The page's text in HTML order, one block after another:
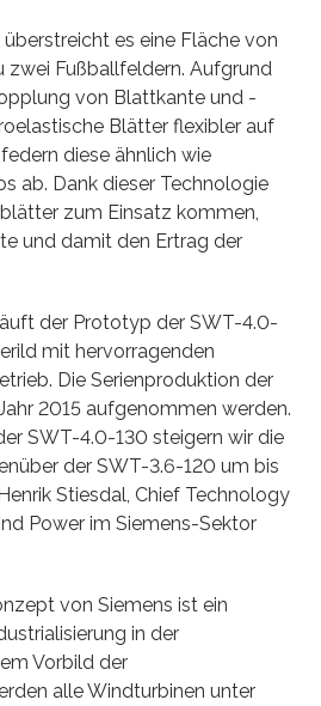
es eine Fläche von
zwei Fußballfeldern. Aufgrund
von Blattkante und -
Blätter flexibler auf
diese ähnlich wie
ab. Dank dieser Technologie
zum Einsatz kommen,
und damit den Ertrag der
der Prototyp der SWT-4.0-
mit hervorragenden
Die Serienproduktion der
2015 aufgenommen werden.
SWT-4.0-130 steigern wir die
der SWT-3.6-120 um bis
Stiesdal, Chief Technology
Power im Siemens-Sektor
von Siemens ist ein
in der
Vorbild der
alle Windturbinen unter